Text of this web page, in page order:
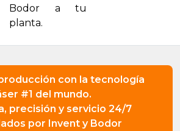
Bodor a tu
planta.
con la tecnología
#1 del mundo.
precisión y servicio 24/7
por Invent y Bodor